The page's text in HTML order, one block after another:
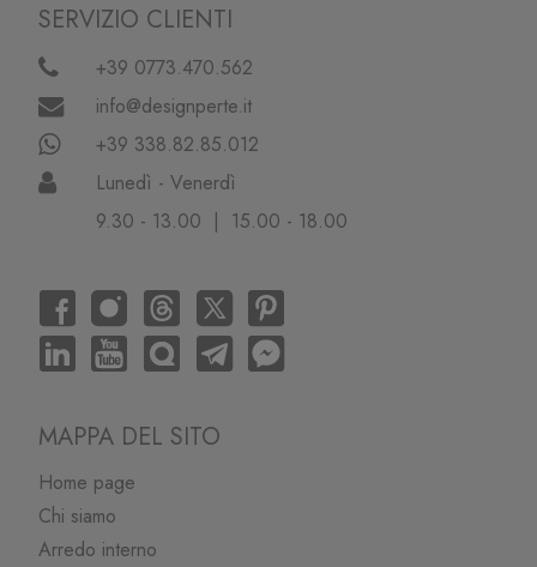
SERVIZIO CLIENTI
+39 0773.470.562
info@designperte.it
+39 338.82.85.012
Lunedì - Venerdì
9.30 - 13.00 | 15.00 - 18.00
MAPPA DEL SITO
Home page
Chi siamo
Arredo interno